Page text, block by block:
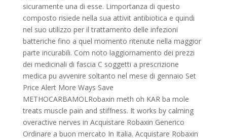
sicuramente una di esse. Limportanza di questo
composto risiede nella sua attivit antibiotica e quindi
nel suo utilizzo per il trattamento delle infezioni
batteriche fino a quel momento ritenute nella maggior
parte incurabili. Com noto laggiornamento dei prezzi
dei medicinali di fascia C soggetti a prescrizione
medica pu avvenire soltanto nel mese di gennaio Set
Price Alert More Ways Save
METHOCARBAMOLRobaxin meth oh KAR ba mole
treats muscle pain and stiffness. It works by calming
overactive nerves in Acquistare Robaxin Generico
Ordinare a buon mercato In Italia. Acquistare Robaxin